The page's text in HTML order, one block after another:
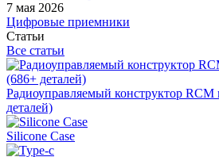
7 мая 2026
Цифровые приемники
Статьи
Все статьи
Радиоуправляемый конструктор RCM
деталей)
Silicone Case